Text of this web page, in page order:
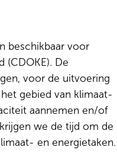
beschikbaar voor
(CDOKE). De
voor de uitvoering
gebied van klimaat-
aannemen en/of
we de tijd om de
en energietaken.